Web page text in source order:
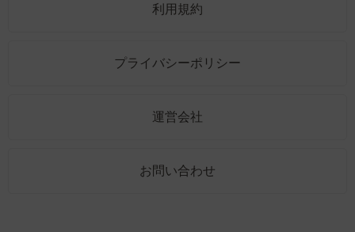
利用規約
プライバシーポリシー
運営会社
お問い合わせ